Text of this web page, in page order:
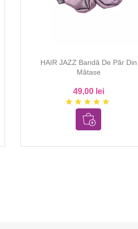
HAIR JAZZ Bandă De Păr Din
Mătase
49,00 lei
star star star star star